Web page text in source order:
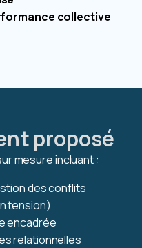
collective
proposé
mesure incluant :
des conflits
tension)
encadrée
relationnelles